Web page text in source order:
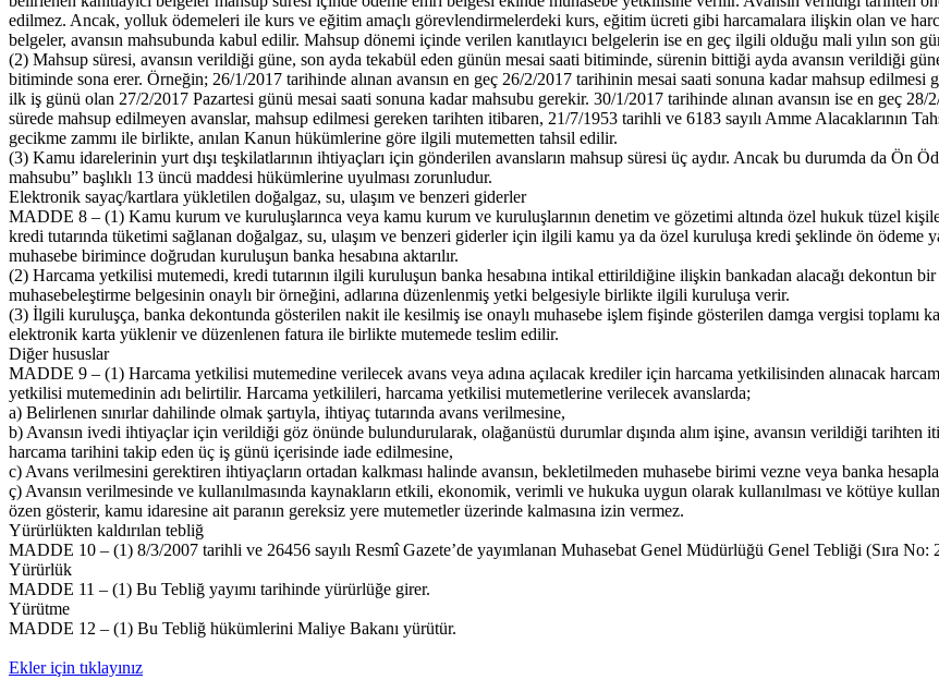
edilmez. Ancak, yolluk ödemeleri ile kurs ve eğitim amaçlı görevlendirmelerdeki kurs, eğitim ücreti gibi harcamalara ilişkin olan ve
belgeler, avansın mahsubunda kabul edilir. Mahsup dönemi içinde verilen kanıtlayıcı belgelerin ise en geç ilgili olduğu mali yılın son
(2) Mahsup süresi, avansın verildiği güne, son ayda tekabül eden günün mesai saati bitiminde, sürenin bittiği ayda avansın verildiği
bitiminde sona erer. Örneğin; 26/1/2017 tarihinde alınan avansın en geç 26/2/2017 tarihinin mesai saati sonuna kadar mahsup
ilk iş günü olan 27/2/2017 Pazartesi günü mesai saati sonuna kadar mahsubu gerekir. 30/1/2017 tarihinde alınan avansın ise en geç
sürede mahsup edilmeyen avanslar, mahsup edilmesi gereken tarihten itibaren, 21/7/1953 tarihli ve 6183 sayılı Amme Alacaklarının
gecikme zammı ile birlikte, anılan Kanun hükümlerine göre ilgili mutemetten tahsil edilir.
(3) Kamu idarelerinin yurt dışı teşkilatlarının ihtiyaçları için gönderilen avansların mahsup süresi üç aydır. Ancak bu durumda da Ön
mahsubu” başlıklı 13 üncü maddesi hükümlerine uyulması zorunludur.
Elektronik sayaç/kartlara yükletilen doğalgaz, su, ulaşım ve benzeri giderler
MADDE 8 – (1) Kamu kurum ve kuruluşlarınca veya kamu kurum ve kuruluşlarının denetim ve gözetimi altında özel hukuk tüzel
kredi tutarında tüketimi sağlanan doğalgaz, su, ulaşım ve benzeri giderler için ilgili kamu ya da özel kuruluşa kredi şeklinde ön ödeme
muhasebe birimince doğrudan kuruluşun banka hesabına aktarılır.
(2) Harcama yetkilisi mutemedi, kredi tutarının ilgili kuruluşun banka hesabına intikal ettirildiğine ilişkin bankadan alacağı dekontun
muhasebeleştirme belgesinin onaylı bir örneğini, adlarına düzenlenmiş yetki belgesiyle birlikte ilgili kuruluşa verir.
(3) İlgili kuruluşça, banka dekontunda gösterilen nakit ile kesilmiş ise onaylı muhasebe işlem fişinde gösterilen damga vergisi toplamı
elektronik karta yüklenir ve düzenlenen fatura ile birlikte mutemede teslim edilir.
Diğer hususlar
MADDE 9 – (1) Harcama yetkilisi mutemedine verilecek avans veya adına açılacak krediler için harcama yetkilisinden alınacak
yetkilisi mutemedinin adı belirtilir. Harcama yetkilileri, harcama yetkilisi mutemetlerine verilecek avanslarda;
a) Belirlenen sınırlar dahilinde olmak şartıyla, ihtiyaç tutarında avans verilmesine,
b) Avansın ivedi ihtiyaçlar için verildiği göz önünde bulundurularak, olağanüstü durumlar dışında alım işine, avansın verildiği tarihten
harcama tarihini takip eden üç iş günü içerisinde iade edilmesine,
c) Avans verilmesini gerektiren ihtiyaçların ortadan kalkması halinde avansın, bekletilmeden muhasebe birimi vezne veya banka
ç) Avansın verilmesinde ve kullanılmasında kaynakların etkili, ekonomik, verimli ve hukuka uygun olarak kullanılması ve kötüye
özen gösterir, kamu idaresine ait paranın gereksiz yere mutemetler üzerinde kalmasına izin vermez.
Yürürlükten kaldırılan tebliğ
MADDE 10 – (1) 8/3/2007 tarihli ve 26456 sayılı Resmî Gazete’de yayımlanan Muhasebat Genel Müdürlüğü Genel Tebliği (Sıra No:
Yürürlük
MADDE 11 – (1) Bu Tebliğ yayımı tarihinde yürürlüğe girer.
Yürütme
MADDE 12 – (1) Bu Tebliğ hükümlerini Maliye Bakanı yürütür.
Ekler için tıklayınız